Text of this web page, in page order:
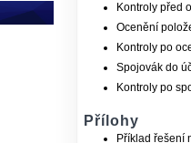
Kontroly před
Ocenění
Kontroly po
Spojovák do
Kontroly po
Přílohy
Příklad řešení